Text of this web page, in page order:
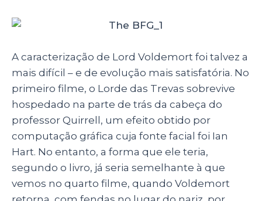
A caracterização de Lord Voldemort foi talvez a
mais difícil – e de evolução mais satisfatória. No
primeiro filme, o Lorde das Trevas sobrevive
hospedado na parte de trás da cabeça do
professor Quirrell, um efeito obtido por
computação gráfica cuja fonte facial foi Ian
Hart. No entanto, a forma que ele teria,
segundo o livro, já seria semelhante à que
vemos no quarto filme, quando Voldemort